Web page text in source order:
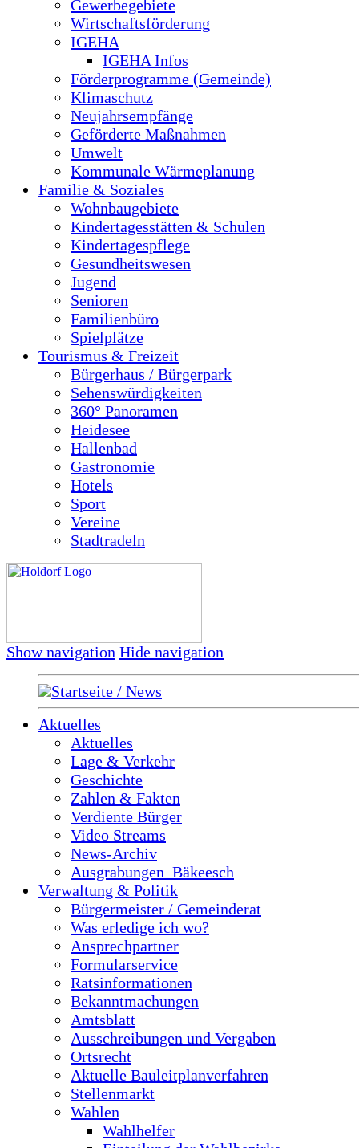
Gewerbegebiete
Wirtschaftsförderung
IGEHA
IGEHA Infos
Förderprogramme (Gemeinde)
Klimaschutz
Neujahrsempfänge
Geförderte Maßnahmen
Umwelt
Kommunale Wärmeplanung
Familie & Soziales
Wohnbaugebiete
Kindertagesstätten & Schulen
Kindertagespflege
Gesundheitswesen
Jugend
Senioren
Familienbüro
Spielplätze
Tourismus & Freizeit
Bürgerhaus / Bürgerpark
Sehenswürdigkeiten
360° Panoramen
Heidesee
Hallenbad
Gastronomie
Hotels
Sport
Vereine
Stadtradeln
Show navigation Hide navigation
Startseite / News
Aktuelles
Aktuelles
Lage & Verkehr
Geschichte
Zahlen & Fakten
Verdiente Bürger
Video Streams
News-Archiv
Ausgrabungen_Bäkeesch
Verwaltung & Politik
Bürgermeister / Gemeinderat
Was erledige ich wo?
Ansprechpartner
Formularservice
Ratsinformationen
Bekanntmachungen
Amtsblatt
Ausschreibungen und Vergaben
Ortsrecht
Aktuelle Bauleitplanverfahren
Stellenmarkt
Wahlen
Wahlhelfer